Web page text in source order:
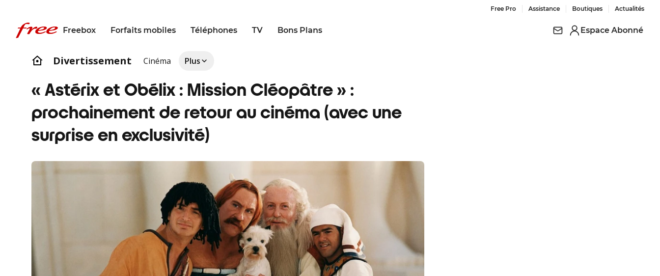
Free Pro Assistance Boutiques Actualités
Freebox Forfaits mobiles Téléphones TV Bons Plans Espace Abonné
Divertissement Cinéma Plus
« Astérix et Obélix : Mission Cléopâtre » :
prochainement de retour au cinéma (avec une
surprise en exclusivité)